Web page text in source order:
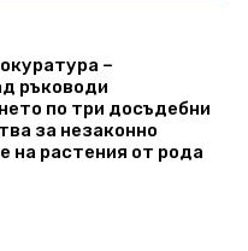
–
ръководи
по три досъдебни
за незаконно
на растения от рода